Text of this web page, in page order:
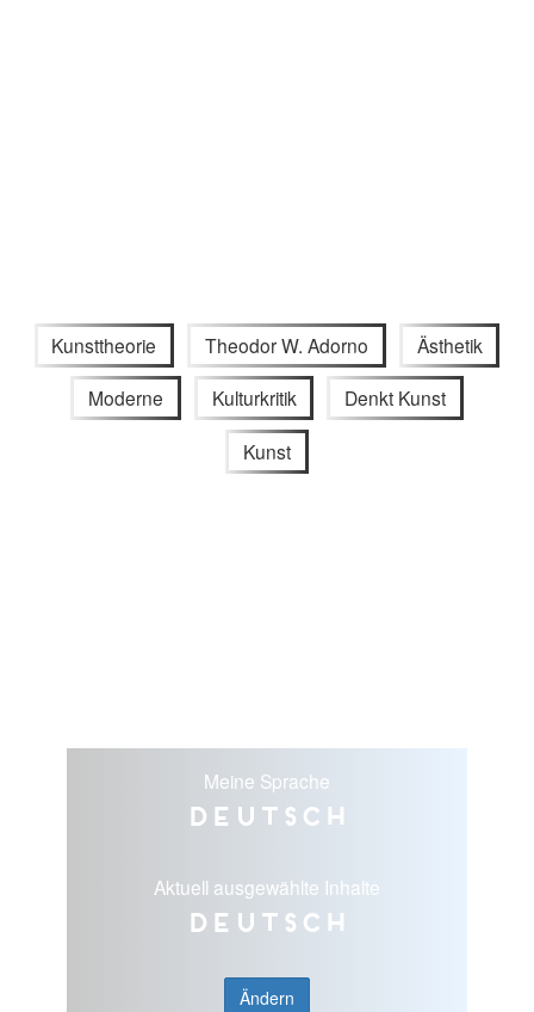
Kunsttheorie Theodor W. Adorno Ästhetik
Moderne Kulturkritik Denkt Kunst
Kunst
Meine Sprache
Deutsch
Aktuell ausgewählte Inhalte
Deutsch
Ändern